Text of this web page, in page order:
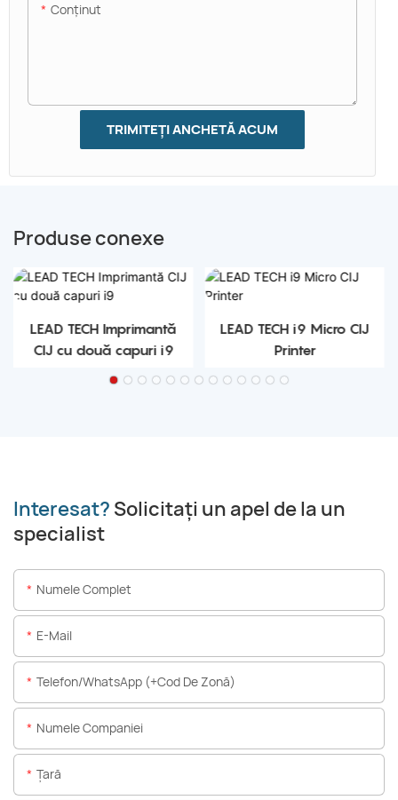
Conţinut
TRIMITEȚI ANCHETĂ ACUM
Produse conexe
LEAD TECH Imprimantă
CIJ cu două capuri i9
LEAD TECH i9 Micro CIJ
Printer
Interesat? Solicitați un apel de la un
specialist
Numele Complet
E-Mail
Telefon/WhatsApp (+Cod De Zonă)
Numele Companiei
Ţară